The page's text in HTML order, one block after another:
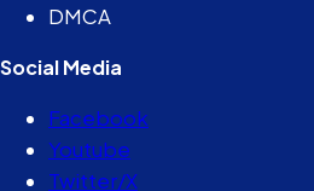
DMCA
Social Media
Facebook
Youtube
Twitter/X